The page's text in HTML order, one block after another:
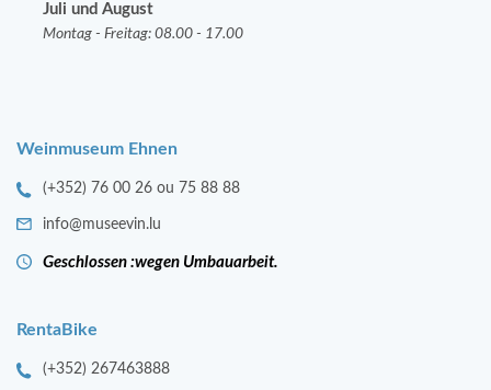
Juli und August
Montag - Freitag: 08.00 - 17.00
Weinmuseum Ehnen
(+352) 76 00 26 ou 75 88 88
info@museevin.lu
Geschlossen :wegen Umbauarbeit.
RentaBike
(+352) 267463888